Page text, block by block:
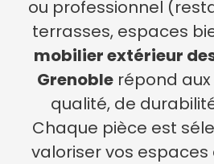
ou professionnel
terrasses, espaces
mobilier extérieur
Grenoble répond
qualité, de
Chaque pièce est
valoriser vos